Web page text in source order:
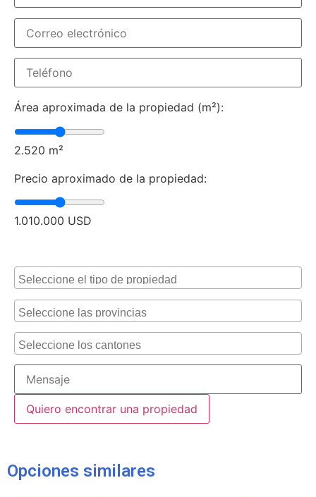
Área aproximada de la propiedad (m²):
2.520 m²
Precio aproximado de la propiedad:
1.010.000 USD
Opciones similares